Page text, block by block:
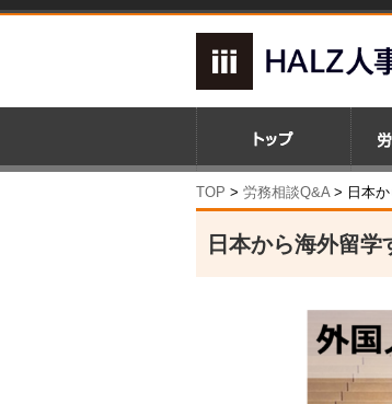
TOP > 労務相談Q&A> 日本か
日本から海外留